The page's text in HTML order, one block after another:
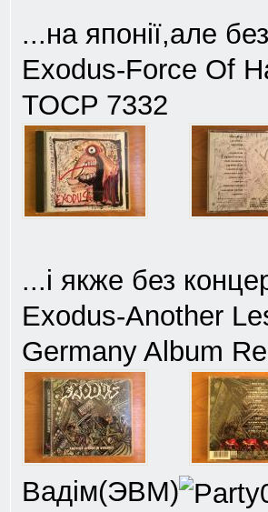
...на японії,але
Exodus-Force Of
TOCP 7332
...і якже без
Exodus-Another
Germany Album
Вадім(ЭВМ)